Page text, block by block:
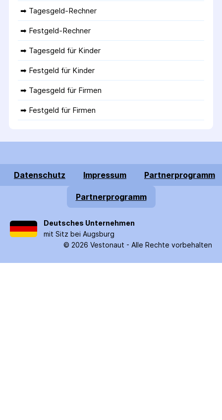
➡ Tagesgeld-Rechner
➡ Festgeld-Rechner
➡ Tagesgeld für Kinder
➡ Festgeld für Kinder
➡ Tagesgeld für Firmen
➡ Festgeld für Firmen
Datenschutz Impressum Partnerprogramm
Partnerprogramm
Deutsches Unternehmen
mit Sitz bei Augsburg
© 2026 Vestonaut - Alle Rechte vorbehalten